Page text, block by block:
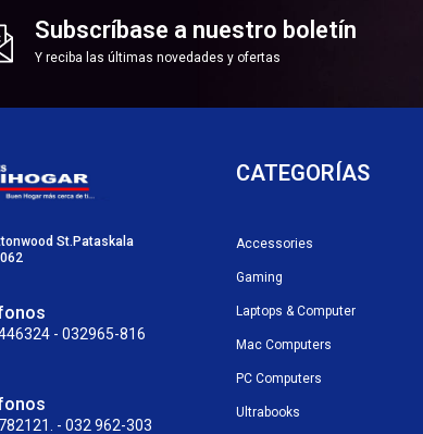
Subscríbase a nuestro boletín
Y reciba las últimas novedades y ofertas
St.Pataskala
- 032965-816
- 032 962-303
CATEGORÍAS
Accessories
Gaming
Laptops & Computer
Mac Computers
PC Computers
Ultrabooks